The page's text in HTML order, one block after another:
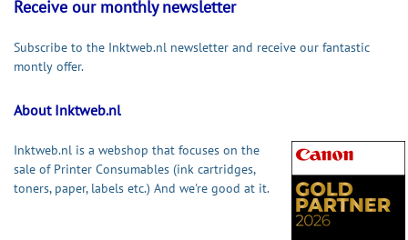
Receive our monthly newsletter
Subscribe to the Inktweb.nl newsletter and receive our fantastic
montly offer.
About Inktweb.nl
Inktweb.nl is a webshop that focuses on the
sale of Printer Consumables (ink cartridges,
toners, paper, labels etc.) And we're good at it.